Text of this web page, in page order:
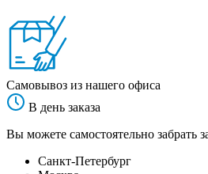
Самовывоз из нашего офиса
В день заказа
Вы можете самостоятельно забрать
Санкт-Петербург